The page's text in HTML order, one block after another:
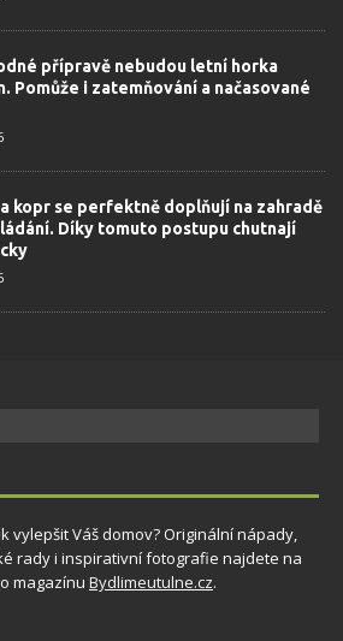
přípravě nebudou letní horka
Pomůže i zatemňování a načasované
kopr se perfektně doplňují na zahradě
Díky tomuto postupu chutnají
vylepšit Váš domov? Originální nápady,
rady i inspirativní fotografie najdete na
magazínu Bydlimeutulne.cz.